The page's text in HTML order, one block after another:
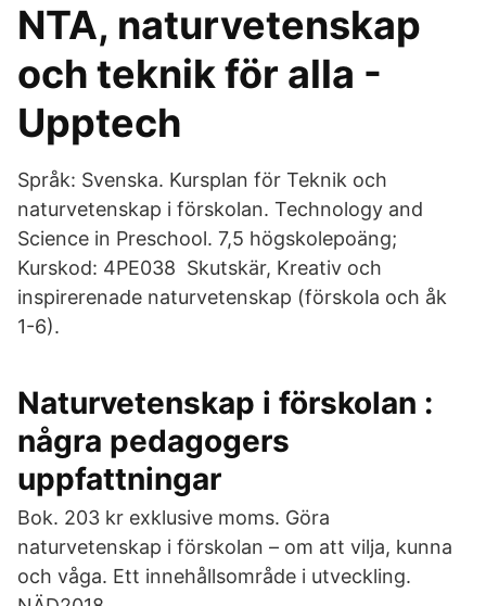
NTA, naturvetenskap
och teknik för alla -
Upptech
Språk: Svenska. Kursplan för Teknik och
naturvetenskap i förskolan. Technology and
Science in Preschool. 7,5 högskolepoäng;
Kurskod: 4PE038 Skutskär, Kreativ och
inspirerenade naturvetenskap (förskola och åk
1-6).
Naturvetenskap i förskolan :
några pedagogers
uppfattningar
Bok. 203 kr exklusive moms. Göra
naturvetenskap i förskolan – om att vilja, kunna
och våga. Ett innehållsområde i utveckling.